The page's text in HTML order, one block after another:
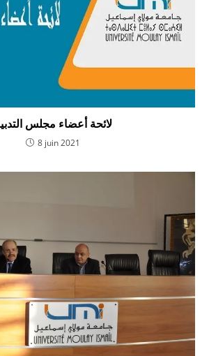
لائحة أعضاء مجلس
8 juin 2021